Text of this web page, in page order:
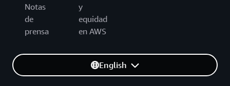
Notas
de
prensa
y
equidad
en AWS
English